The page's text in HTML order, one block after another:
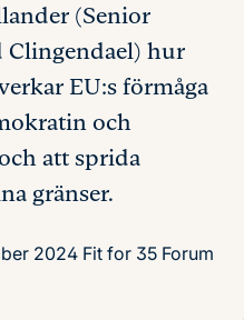
(Senior
Clingendael) hur
EU:s förmåga
och
att sprida
gränser.
2024 Fit for 35 Forum